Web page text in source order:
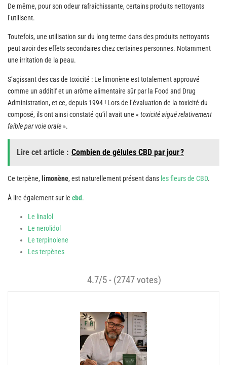
De même, pour son odeur rafraîchissante, certains produits nettoyants
l’utilisent.
Toutefois, une utilisation sur du long terme dans des produits nettoyants
peut avoir des effets secondaires chez certaines personnes. Notamment
une irritation de la peau.
S’agissant des cas de toxicité : Le limonène est totalement approuvé
comme un additif et un arôme alimentaire sûr par la Food and Drug
Administration, et ce, depuis 1994 ! Lors de l’évaluation de la toxicité du
composé, ils ont ainsi constaté qu’il avait une « toxicité aiguë relativement
faible par voie orale ».
Lire cet article : Combien de gélules CBD par jour ?
Ce terpène, limonène, est naturellement présent dans les fleurs de CBD.
À lire également sur le cbd.
Le linalol
Le nerolidol
Le terpinolene
Les terpènes
4.7/5 - (2747 votes)